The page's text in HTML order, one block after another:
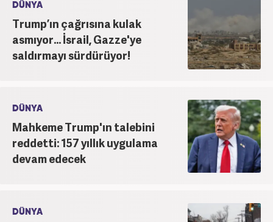
DÜNYA
Trump’ın çağrısına kulak
asmıyor... İsrail, Gazze'ye
saldırmayı sürdürüyor!
DÜNYA
Mahkeme Trump'ın talebini
reddetti: 157 yıllık uygulama
devam edecek
DÜNYA